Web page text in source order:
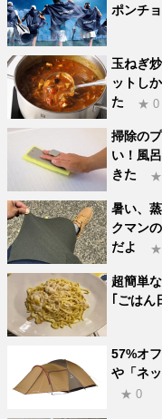
ポンチョ
玉ねぎ
ットし
た
★ 0
掃除の
い！風
きた
★
暑い、
クマン
だよ
★
超簡単
｢ごはん
57%オ
や「ネ
★ 0